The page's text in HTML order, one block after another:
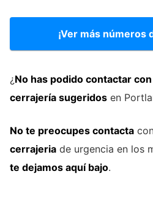
¡Ver más números
¿No has podido contactar
cerrajería sugeridos en
No te preocupes contacta
cerrajeria de urgencia en los
te dejamos aquí bajo.